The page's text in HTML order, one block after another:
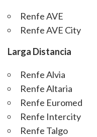
Renfe AVE
Renfe AVE City
Larga Distancia
Renfe Alvia
Renfe Altaria
Renfe Euromed
Renfe Intercity
Renfe Talgo